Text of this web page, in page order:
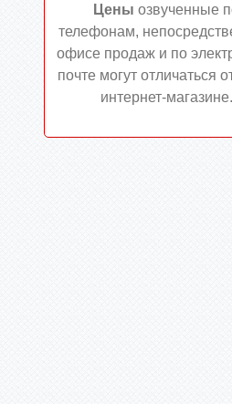
Цены озвученные
телефонам,
офисе продаж и по
почте могут отличаться
интернет-магазине.